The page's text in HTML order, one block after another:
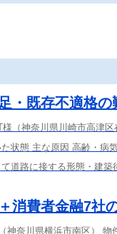
・既存不適格
（神奈川県川崎市高津
状態 主な原因 高齢・病
道路に接する形態・建
消費者金融7社
奈川県横浜市南区）